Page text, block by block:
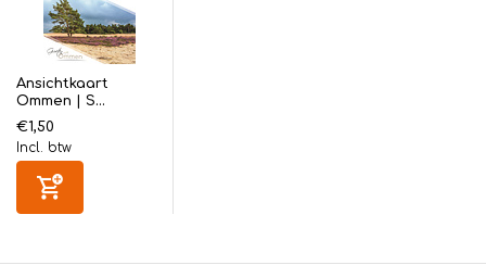
Ansichtkaart
Ommen | S...
€1,50
Incl. btw